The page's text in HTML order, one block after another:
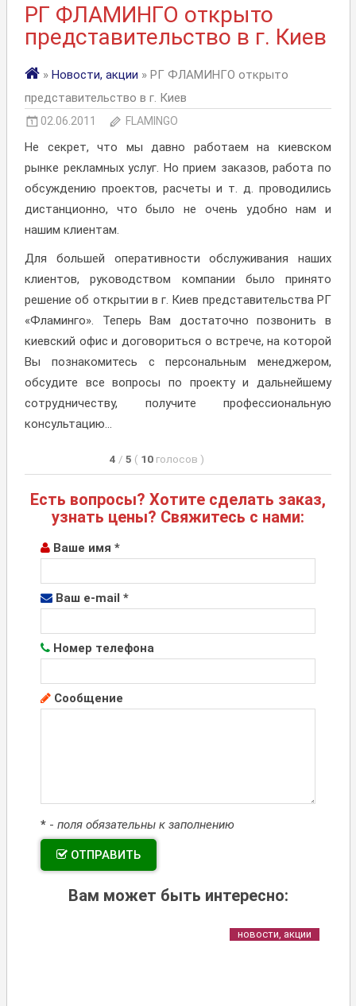
РГ ФЛАМИНГО открыто
представительство в г. Киев
» Новости, акции » РГ ФЛАМИНГО открыто
представительство в г. Киев
02.06.2011 FLAMINGO
Не секрет, что мы давно работаем на киевском
рынке рекламных услуг. Но прием заказов, работа по
обсуждению проектов, расчеты и т. д. проводились
дистанционно, что было не очень удобно нам и
нашим клиентам.
Для большей оперативности обслуживания наших
клиентов, руководством компании было принято
решение об открытии в г. Киев представительства РГ
«Фламинго». Теперь Вам достаточно позвонить в
киевский офис и договориться о встрече, на которой
Вы познакомитесь с персональным менеджером,
обсудите все вопросы по проекту и дальнейшему
сотрудничеству, получите профессиональную
консультацию…
4 / 5 ( 10 голосов )
Есть вопросы? Хотите сделать заказ,
узнать цены? Свяжитесь с нами:
Ваше имя *
Ваш e-mail *
Номер телефона
Сообщение
* - поля обязательны к заполнению
ОТПРАВИТЬ
Вам может быть интересно:
новости, акции